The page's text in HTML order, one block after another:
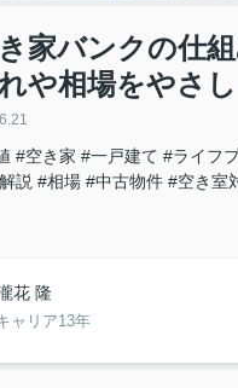
家バンクの仕
や相場をやさ
#空き家 #一戸建て #ライフ
説 #相場 #中古物件 #空き室
花 隆
ャリア13年